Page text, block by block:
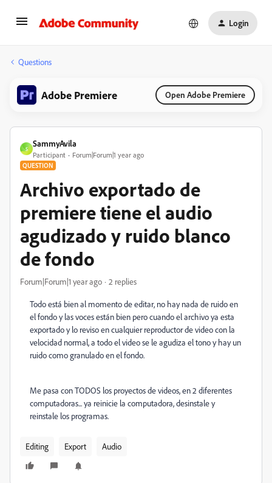
Login
Questions
Adobe Premiere Open Adobe Premiere
S
SammyAvila
Participant Forum|Forum|1 year ago
QUESTION
Archivo exportado de
premiere tiene el audio
agudizado y ruido blanco
de fondo
Forum|Forum|1 year ago 2 replies
Todo está bien al momento de editar, no hay nada de ruido en
el fondo y las voces están bien pero cuando el archivo ya esta
exportado y lo reviso en cualquier reproductor de video con la
velocidad normal, a todo el video se le agudiza el tono y hay un
ruido como granulado en el fondo.
Me pasa con TODOS los proyectos de videos, en 2 diferentes
computadoras... ya reinicie la computadora, desinstale y
reinstale los programas.
Editing Export Audio